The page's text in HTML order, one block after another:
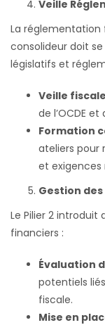
Veille
La réglementation
consolideur doit
législatifs et
Veille fiscale
de l’OCDE
Formation
ateliers pour
et exigences
Gestion des
Le Pilier 2 introduit
financiers :
Évaluation
potentiels
fiscale.
Mise en